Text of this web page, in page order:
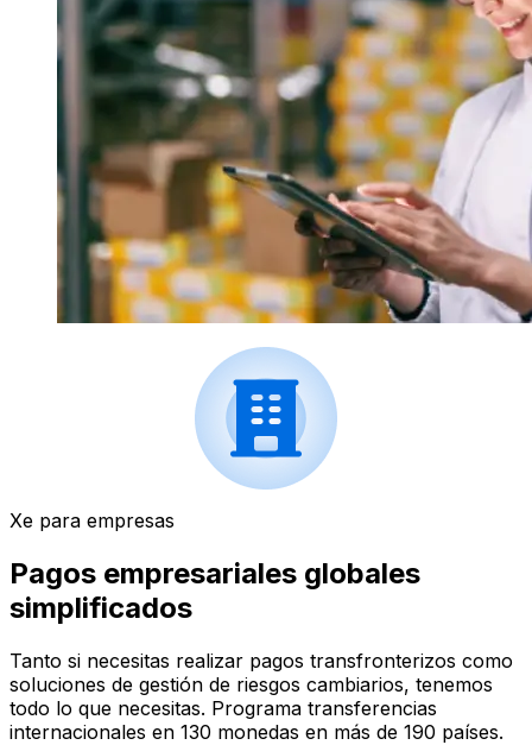
Xe para empresas
Pagos empresariales globales
simplificados
Tanto si necesitas realizar pagos transfronterizos como
soluciones de gestión de riesgos cambiarios, tenemos
todo lo que necesitas. Programa transferencias
internacionales en 130 monedas en más de 190 países.